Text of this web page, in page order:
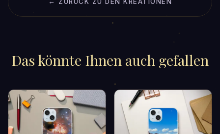
Das könnte Ihnen auch gefallen